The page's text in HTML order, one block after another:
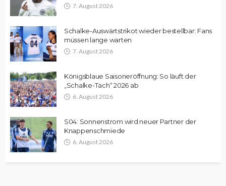
7. August 2026
Schalke-Auswärtstrikot wieder bestellbar: Fans
müssen lange warten
7. August 2026
Königsblaue Saisoneröffnung: So läuft der
„Schalke-Tach“ 2026 ab
6. August 2026
S04: Sonnenstrom wird neuer Partner der
Knappenschmiede
6. August 2026